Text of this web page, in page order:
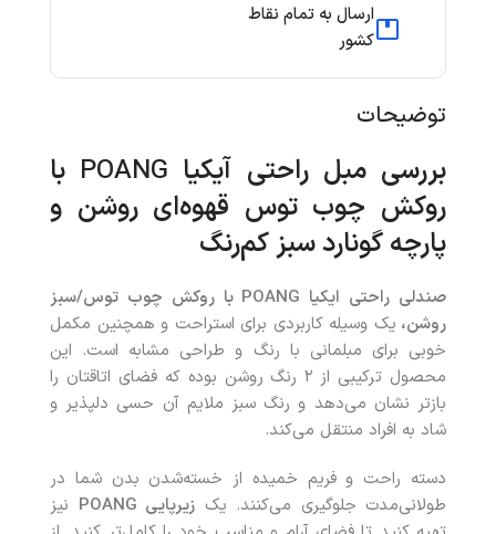
ارسال به تمام نقاط
کشور
توضیحات
بررسی مبل راحتی آیکیا POANG با
روکش چوب توس قهوه‌ای روشن و
پارچهگوناردسبز کم‌رنگ
صندلی راحتی ایکیا POANG با روکش چوب توس/سبز
روشن، یک وسیله کاربردی برای استراحت و همچنین مکمل
خوبی برای مبلمانی با رنگ و طراحی مشابه است. این
محصول ترکیبی از ۲ رنگ روشن بوده که فضای اتاقتان را
بازتر نشان می‌دهد و رنگ سبز ملایم آن حسی دلپذیر و
شاد به افراد منتقل می‌کند.
دسته راحت و فریم خمیده از خسته‌شدن بدن شما در
طولانی‌مدت جلوگیری می‌کنند. یک زیرپایی POANG نیز